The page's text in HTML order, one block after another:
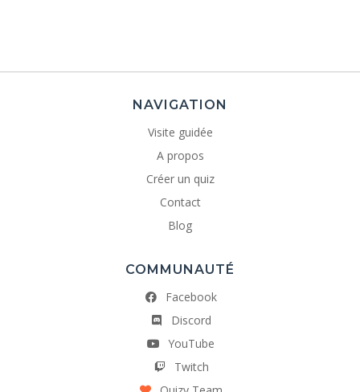
NAVIGATION
Visite guidée
A propos
Créer un quiz
Contact
Blog
COMMUNAUTÉ
Facebook
Discord
YouTube
Twitch